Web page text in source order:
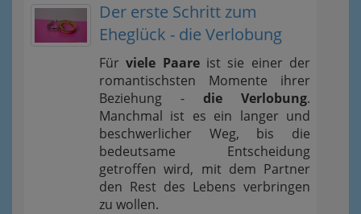
Der erste Schritt zum
Eheglück - die Verlobung
Fürviele Paareist sie einer der
romantischsten Momente ihrer
Beziehung - die Verlobung.
Manchmal ist es ein langer und
beschwerlicher Weg, bis die
bedeutsame Entscheidung
getroffen wird, mit dem Partner
den Rest des Lebens verbringen
zu wollen.